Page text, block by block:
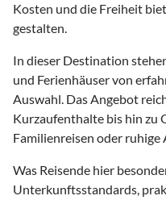
Kosten und die Freiheit
gestalten.
In dieser Destination
und Ferienhäuser von
Auswahl. Das Angebot
Kurzaufenthalte bis hin zu
Familienreisen oder ruhige
Was Reisende hier
Unterkunftsstandards,